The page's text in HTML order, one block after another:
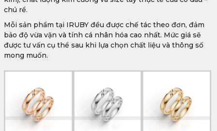
chú rể.
Mỗi sản phẩm tại IRUBY đều được chế tác theo đơn, đảm
bảo độ vừa vặn và tính cá nhân hóa cao nhất. Mức giá sẽ
được tư vấn cụ thể sau khi lựa chọn chất liệu và thông số
mong muốn.